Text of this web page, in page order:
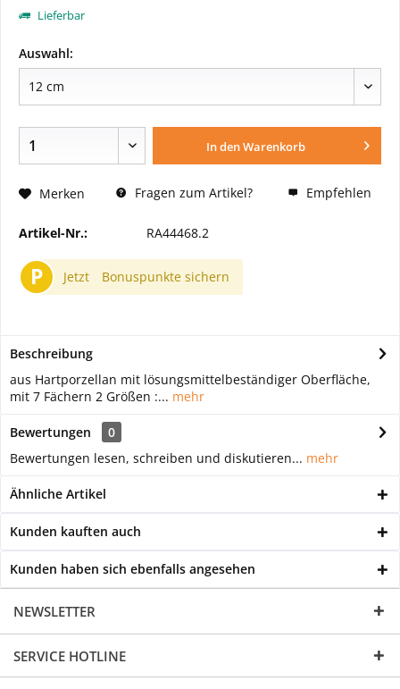
Lieferbar
Auswahl:
In denWarenkorb
Merken Fragen zum Artikel? Empfehlen
Artikel-Nr.: RA44468.2
P Jetzt Bonuspunkte sichern
Beschreibung
aus Hartporzellan mit lösungsmittelbeständiger Oberfläche,
mit 7 Fächern 2 Größen :... mehr
Bewertungen
0
Bewertungen lesen, schreiben und diskutieren... mehr
Ähnliche Artikel
Kunden kauften auch
Kunden haben sich ebenfalls angesehen
NEWSLETTER
SERVICE HOTLINE